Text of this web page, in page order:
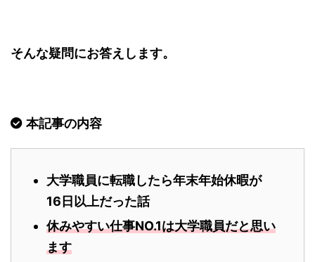
そんな疑問にお答えします。
本記事の内容
大学職員に転職したら年末年始休暇が
16日以上だった話
休みやすい仕事NO.1は大学職員だと思い
ます